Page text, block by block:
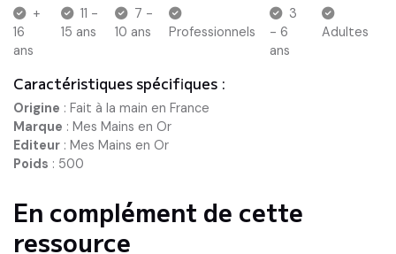
+
16
ans
11 -
15 ans
7 -
10 ans
Professionnels
3
- 6
ans
Adultes
Caractéristiques spécifiques :
Origine : Fait à la main en France
Marque : Mes Mains en Or
Editeur : Mes Mains en Or
Poids : 500
En complément de cette
ressource